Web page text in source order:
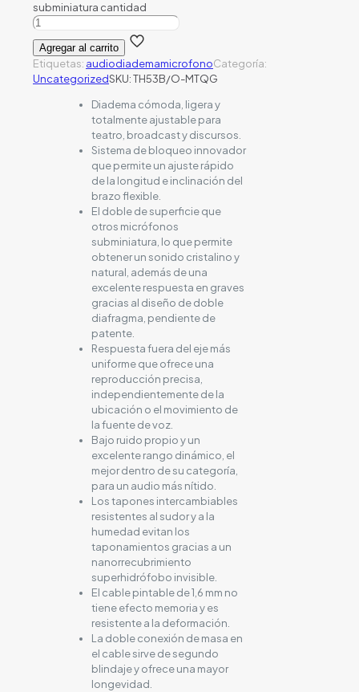
subminiatura cantidad
Agregar al carrito
Etiquetas: audiodiademamicrofonoCategoría:
UncategorizedSKU:TH53B/O-MTQG
Diadema cómoda, ligera y
totalmente ajustable para
teatro, broadcast y discursos.
Sistema de bloqueo innovador
que permite un ajuste rápido
de la longitud e inclinación del
brazo flexible.
El doble de superficie que
otros micrófonos
subminiatura, lo que permite
obtener un sonido cristalino y
natural, además de una
excelente respuesta en graves
gracias al diseño de doble
diafragma, pendiente de
patente.
Respuesta fuera del eje más
uniforme que ofrece una
reproducción precisa,
independientemente de la
ubicación o el movimiento de
la fuente de voz.
Bajo ruido propio y un
excelente rango dinámico, el
mejor dentro de su categoría,
para un audio más nítido.
Los tapones intercambiables
resistentes al sudor y a la
humedad evitan los
taponamientos gracias a un
nanorrecubrimiento
superhidrófobo invisible.
El cable pintable de 1,6 mm no
tiene efecto memoria y es
resistente a la deformación.
La doble conexión de masa en
el cable sirve de segundo
blindaje y ofrece una mayor
longevidad.